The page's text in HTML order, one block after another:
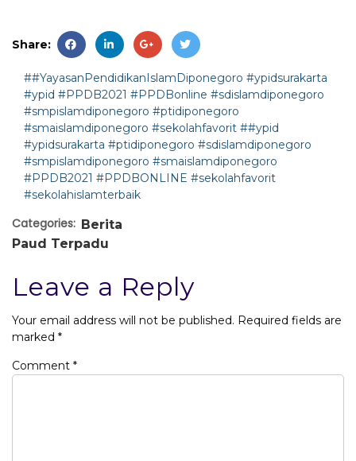
Share:
##YayasanPendidikanIslamDiponegoro #ypidsurakarta
#ypid #PPDB2021 #PPDBonline #sdislamdiponegoro
#smpislamdiponegoro #ptidiponegoro
#smaislamdiponegoro #sekolahfavorit ##ypid
#ypidsurakarta #ptidiponegoro #sdislamdiponegoro
#smpislamdiponegoro #smaislamdiponegoro
#PPDB2021 #PPDBONLINE #sekolahfavorit
#sekolahislamterbaik
Categories: Berita
Paud Terpadu
Leave a Reply
Your email address will not be published. Required fields are
marked *
Comment *